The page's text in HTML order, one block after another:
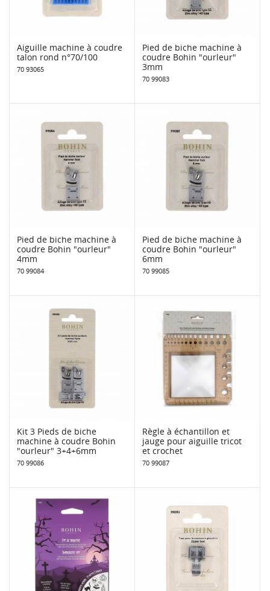
Aiguille machine à coudre
talon rond n°70/100
70 93065
Pied de biche machine à
coudre Bohin "ourleur"
3mm
70 99083
Pied de biche machine à
coudre Bohin "ourleur"
4mm
70 99084
Pied de biche machine à
coudre Bohin "ourleur"
6mm
70 99085
Kit 3 Pieds de biche
machine à coudre Bohin
"ourleur" 3+4+6mm
70 99086
Règle à échantillon et
jauge pour aiguille tricot
et crochet
70 99087